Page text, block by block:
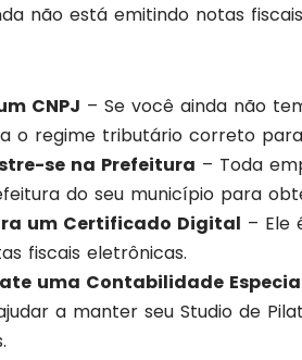
não está emitindo notas
CNPJ – Se você ainda não
o regime tributário correto
se na Prefeitura – Toda
do seu município para
um Certificado Digital – Ele
fiscais eletrônicas.
uma Contabilidade
a manter seu Studio de